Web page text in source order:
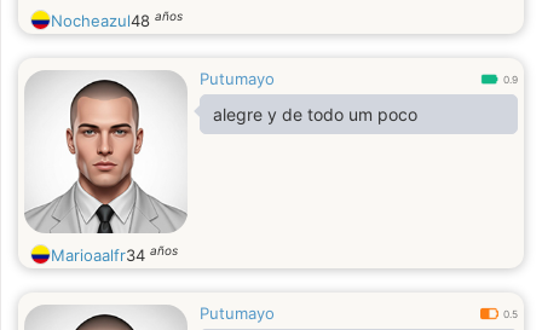
Nocheazul48 años
Putumayo 0.9
alegre y de todo um poco
Marioaalfr34 años
Putumayo 0.5